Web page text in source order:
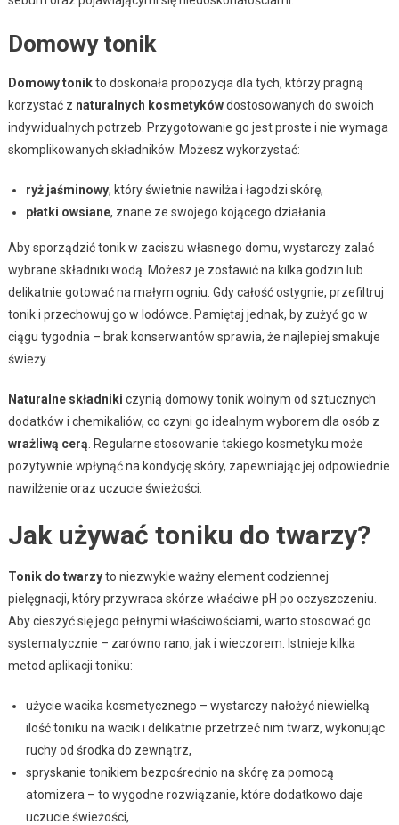
Domowy tonik
Domowy tonikto doskonała propozycja dla tych, którzy pragną
korzystać z naturalnych kosmetykówdostosowanych do swoich
indywidualnych potrzeb. Przygotowanie go jest proste i nie wymaga
skomplikowanych składników. Możesz wykorzystać:
ryż jaśminowy, który świetnie nawilża i łagodzi skórę,
płatki owsiane, znane ze swojego kojącego działania.
Aby sporządzić tonik w zaciszu własnego domu, wystarczy zalać
wybrane składniki wodą. Możesz je zostawić na kilka godzin lub
delikatnie gotować na małym ogniu. Gdy całość ostygnie, przefiltruj
tonik i przechowuj go w lodówce. Pamiętaj jednak, by zużyć go w
ciągu tygodnia – brak konserwantów sprawia, że najlepiej smakuje
świeży.
Naturalne składniki czynią domowy tonik wolnym od sztucznych
dodatków i chemikaliów, co czyni go idealnym wyborem dla osób z
wrażliwą cerą . Regularne stosowanie takiego kosmetyku może
pozytywnie wpłynąć na kondycję skóry, zapewniając jej odpowiednie
nawilżenie oraz uczucie świeżości.
Jak używać toniku do twarzy?
Tonik do twarzyto niezwykle ważny element codziennej
pielęgnacji, który przywraca skórze właściwe pH po oczyszczeniu.
Aby cieszyć się jego pełnymi właściwościami, warto stosować go
systematycznie – zarówno rano, jak i wieczorem. Istnieje kilka
metod aplikacji toniku:
użycie wacika kosmetycznego – wystarczy nałożyć niewielką
ilość toniku na wacik i delikatnie przetrzeć nim twarz, wykonując
ruchy od środka do zewnątrz,
spryskanie tonikiem bezpośrednio na skórę za pomocą
atomizera – to wygodne rozwiązanie, które dodatkowo daje
uczucie świeżości,